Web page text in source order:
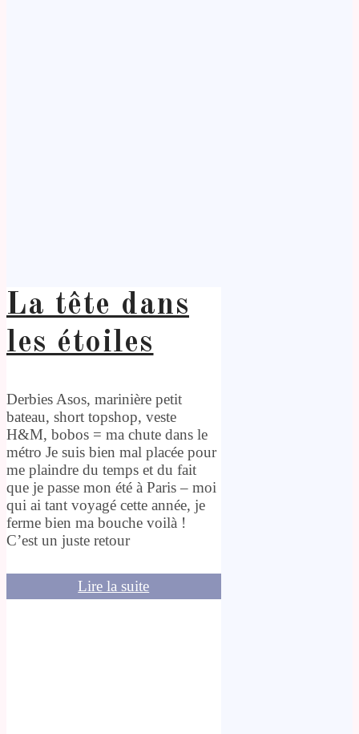
La tête dans
les étoiles
Derbies Asos, marinière petit
bateau, short topshop, veste
H&M, bobos = ma chute dans le
métro Je suis bien mal placée pour
me plaindre du temps et du fait
que je passe mon été à Paris – moi
qui ai tant voyagé cette année, je
ferme bien ma bouche voilà !
C’est un juste retour
Lire la suite